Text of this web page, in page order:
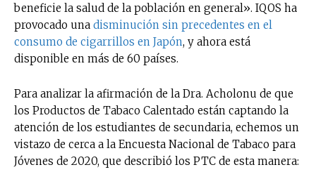
beneficie la salud de la población en general». IQOS ha
provocado una disminución sin precedentes en el
consumo de cigarrillos en Japón, y ahora está
disponible en más de 60 países.
Para analizar la afirmación de la Dra. Acholonu de que
los Productos de Tabaco Calentado están captando la
atención de los estudiantes de secundaria, echemos un
vistazo de cerca a la Encuesta Nacional de Tabaco para
Jóvenes de 2020, que describió los PTC de esta manera: